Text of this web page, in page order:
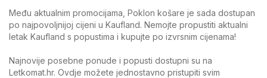
Među aktualnim promocijama, Poklon košare je sada dostupan
po najpovoljnijoj cijeni u Kaufland. Nemojte propustiti aktualni
letak Kaufland s popustima i kupujte po izvrsnim cijenama!
Najnovije posebne ponude i popusti dostupni su na
Letkomat.hr. Ovdje možete jednostavno pristupiti svim